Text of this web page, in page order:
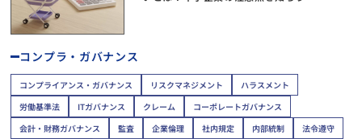
コンプラ・ガバナンス
コンプライアンス・ガバナンス リスクマネジメント
ハラスメント
労働基準法
ITガバナンス クレーム
コーポレートガバナンス
会計・財務ガバナンス
監査 企業倫理 社内規定 内部統制
法令遵守